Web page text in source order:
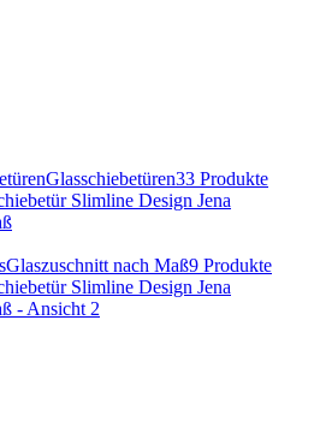
Glasschiebetüren33 Produkte
Glaszuschnitt nach Maß9 Produkte